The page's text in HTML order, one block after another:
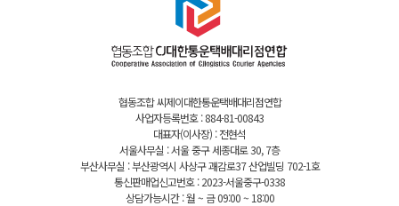
협동조합 씨제이대한통운택배대리점연합
사업자등록번호 : 884-81-00843
대표자(이사장) : 전현석
서울사무실 : 서울 중구 세종대로 30, 7층
부산사무실 : 부산광역시 사상구 괘감로37 산업빌딩 702-1호
통신판매업신고번호 : 2023-서울중구-0338
상담가능시간 : 월 ~ 금 09:00 ~ 18:00